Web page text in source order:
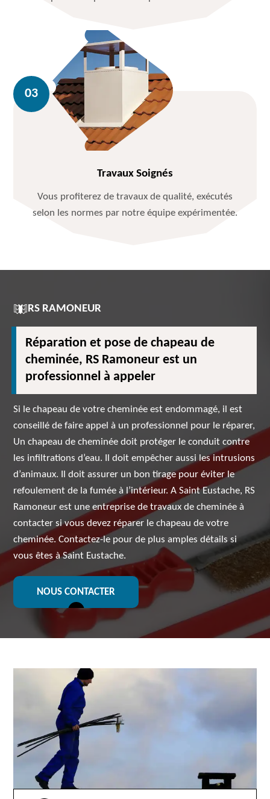
Travaux Soignés
Vous profiterez de travaux de qualité, exécutés
selon les normes par notre équipe expérimentée.
RS RAMONEUR
Réparation et pose de chapeau de
cheminée, RS Ramoneur est un
professionnel à appeler
Si le chapeau de votre cheminée est endommagé, il est
conseillé de faire appel à un professionnel pour le réparer,
Un chapeau de cheminée doit protéger le conduit contre
les infiltrations d’eau. Il doit empêcher aussi les intrusions
d’animaux. Il doit assurer un bon tirage pour éviter le
refoulement de la fumée à l’intérieur. A Saint Eustache, RS
Ramoneur est une entreprise de travaux de cheminée à
contacter si vous devez réparer le chapeau de votre
cheminée. Contactez-le pour de plus amples détails si
vous êtes à Saint Eustache.
NOUS CONTACTER